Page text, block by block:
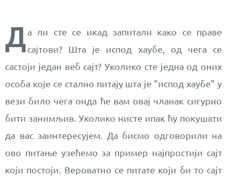
Д а ли сте се икад запитали како се праве
сајтови? Шта је испод хаубе, од чега се
састоји један веб сајт? Уколико сте једна од оних
особа које се стално питају шта је "испод хаубе" у
вези било чега онда ће вам овај чланак сигурно
бити занимљив. Уколико нисте ипак ћу покушати
да вас заинтересујем. Да бисмо одговорили на
ово питање узећемо за пример најпростији сајт
који постоји. Вероватно се питате који би то сајт